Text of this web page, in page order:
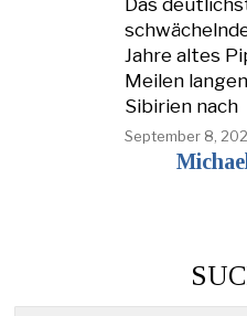
Das
Jahre altes
Meilen
Sibirien nach
September 8,